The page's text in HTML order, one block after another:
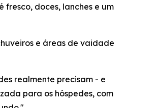
fresco, doces, lanches e um
e áreas de vaidade
realmente precisam - e
para os hóspedes, com